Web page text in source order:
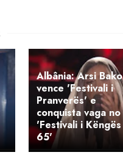
Albânia: Arsi Bako
vence 'Festivali i
Pranverës' e
conquista vaga no
'Festivali i Këngës
65'